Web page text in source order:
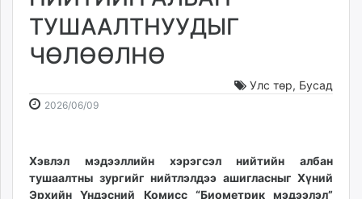
news.mn
zindaa.mn
tovch.mn
Livetv.mn
Eguur.mn
24tsag.mn
ТУШААЛТНУУДЫГ
ЧӨЛӨӨЛНӨ
Улс төр, Бусад
2026/06/092026-
14:35:57
2026-
00:22:12
Хэвлэл мэдээллийн хэрэгсэл нийтийн албан
тушаалтны зургийг нийтлэлдээ ашигласныг Хүний
Эрхийн Үндэсний Комисс “Биометрик мэдээлэл”